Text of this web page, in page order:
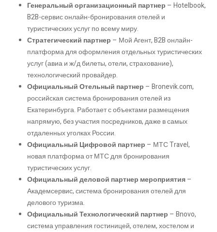
Генеральный организационный партнер – Hotelbook,
B2B-сервис онлайн-бронирования отелей и
туристических услуг по всему миру.
Стратегический партнер – Мой Агент, B2B онлайн-
платформа для оформления отдельных туристических
услуг (авиа и ж/д билеты, отели, страхование),
технологический провайдер.
Официальный Отельный партнер – Bronevik.com,
российская система бронирования отелей из
Екатеринбурга. Работает с объектами размещения
напрямую, без участия посредников, даже в самых
отдаленных уголках России.
Официальный Цифровой партнер – МТС Travel,
новая платформа от МТС для бронирования
туристических услуг.
Официальный деловой партнер мероприятия–
Академсервис, система бронирования отелей для
делового туризма.
Официальный Технологический партнер – Bnovo,
система управления гостиницей, отелем, хостелом и